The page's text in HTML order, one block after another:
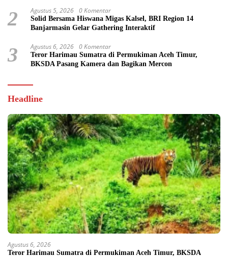
2 Agustus 5, 2026 0 Komentar
Solid Bersama Hiswana Migas Kalsel, BRI Region 14
Banjarmasin Gelar Gathering Interaktif
3 Agustus 6, 2026 0 Komentar
Teror Harimau Sumatra di Permukiman Aceh Timur,
BKSDA Pasang Kamera dan Bagikan Mercon
Headline
Agustus 6, 2026
Teror Harimau Sumatra di Permukiman Aceh Timur, BKSDA